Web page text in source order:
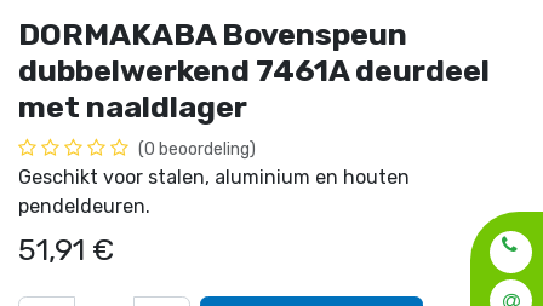
DORMAKABA Bovenspeun
dubbelwerkend 7461A deurdeel
met naaldlager
(0 beoordeling)
Geschikt voor stalen, aluminium en houten
pendeldeuren.
51,91 €